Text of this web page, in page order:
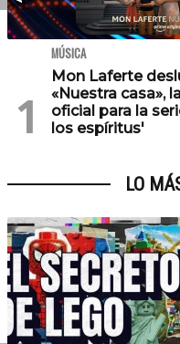
MÚSICA
Mon Laferte
«Nuestra casa»,
oficial para la
los espíritus'
LO